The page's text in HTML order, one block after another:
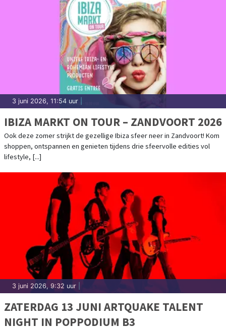
3 juni 2026, 11:54 uur
IBIZA MARKT ON TOUR – ZANDVOORT 2026
Ook deze zomer strijkt de gezellige Ibiza sfeer neer in Zandvoort! Kom
shoppen, ontspannen en genieten tijdens drie sfeervolle edities vol
lifestyle, [...]
3 juni 2026, 9:32 uur
ZATERDAG 13 JUNI ARTQUAKE TALENT
NIGHT IN POPPODIUM B3